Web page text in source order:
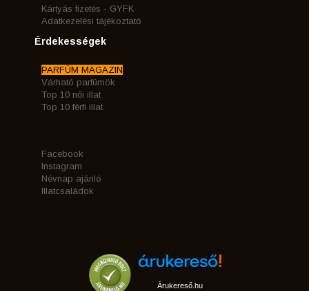
Kártyás fizetés - GYFK
Adatkezelési tájékoztató
Érdekességek
PARFÜM MAGAZIN
Várható parfümök
Top 10 női illat
Top 10 férfi illat
Facebook
Instagram
Névnap ajánló
Illatcsaládok
Árukereső.hu